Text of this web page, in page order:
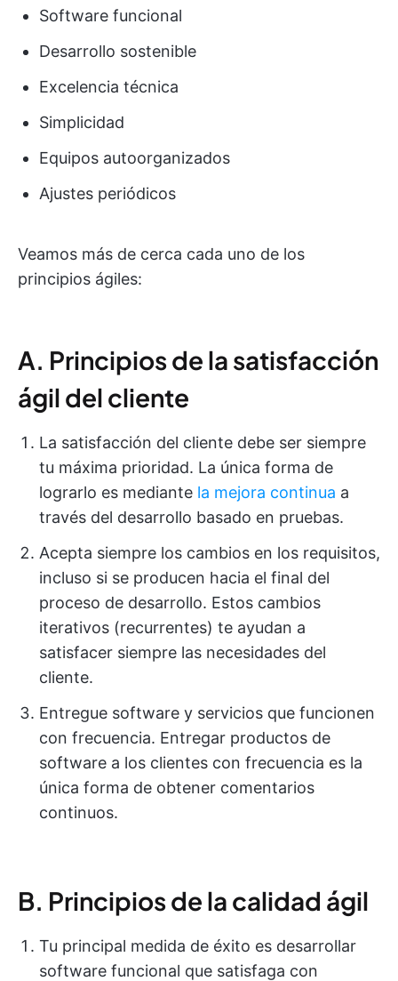
Software funcional
Desarrollo sostenible
Excelencia técnica
Simplicidad
Equipos autoorganizados
Ajustes periódicos
Veamos más de cerca cada uno de los
principios ágiles:
A. Principios de la satisfacción
ágil del cliente
La satisfacción del cliente debe ser siempre
tu máxima prioridad. La única forma de
lograrlo es mediante la mejora continua a
través del desarrollo basado en pruebas.
Acepta siempre los cambios en los requisitos,
incluso si se producen hacia el final del
proceso de desarrollo. Estos cambios
iterativos (recurrentes) te ayudan a
satisfacer siempre las necesidades del
cliente.
Entregue software y servicios que funcionen
con frecuencia. Entregar productos de
software a los clientes con frecuencia es la
única forma de obtener comentarios
continuos.
B. Principios de la calidad ágil
Tu principal medida de éxito es desarrollar
software funcional que satisfaga con